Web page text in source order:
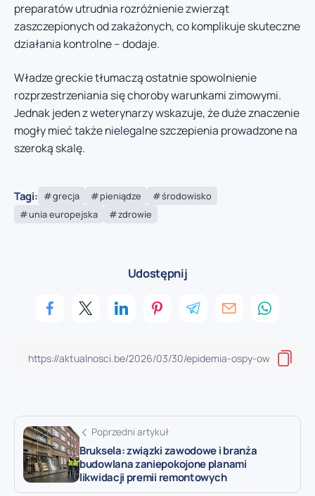
preparatów utrudnia rozróżnienie zwierząt
zaszczepionych od zakażonych, co komplikuje skuteczne
działania kontrolne – dodaje.
Władze greckie tłumaczą ostatnie spowolnienie
rozprzestrzeniania się choroby warunkami zimowymi.
Jednak jeden z weterynarzy wskazuje, że duże znaczenie
mogły mieć także nielegalne szczepienia prowadzone na
szeroką skalę.
Tagi: grecja pieniądze
środowisko
unia europejska
zdrowie
Udostępnij
Poprzedni artykuł
Bruksela: związki zawodowe i branża
budowlana zaniepokojone planami
likwidacji premii remontowych